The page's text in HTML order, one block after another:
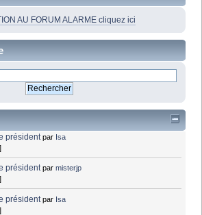
AU FORUM ALARME cliquez ici
président par Isa
président parmisterjp
président par Isa